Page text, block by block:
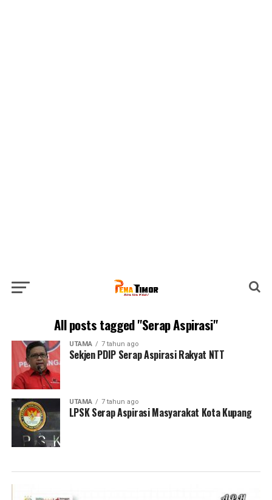
All posts tagged "Serap Aspirasi"
UTAMA 7 tahun ago
Sekjen PDIP Serap Aspirasi Rakyat NTT
UTAMA 7 tahun ago
LPSK Serap Aspirasi Masyarakat Kota Kupang